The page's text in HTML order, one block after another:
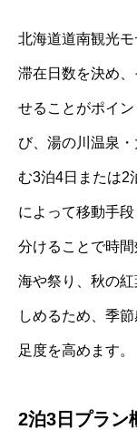
北海道道南観光
滞在日数を決め
せることがポイ
び、湯の川温泉
む3泊4日または2
によって移動手
分けることで時
海や祭り、秋の
しめるため、季
足度を高めます。
2泊3日プラン